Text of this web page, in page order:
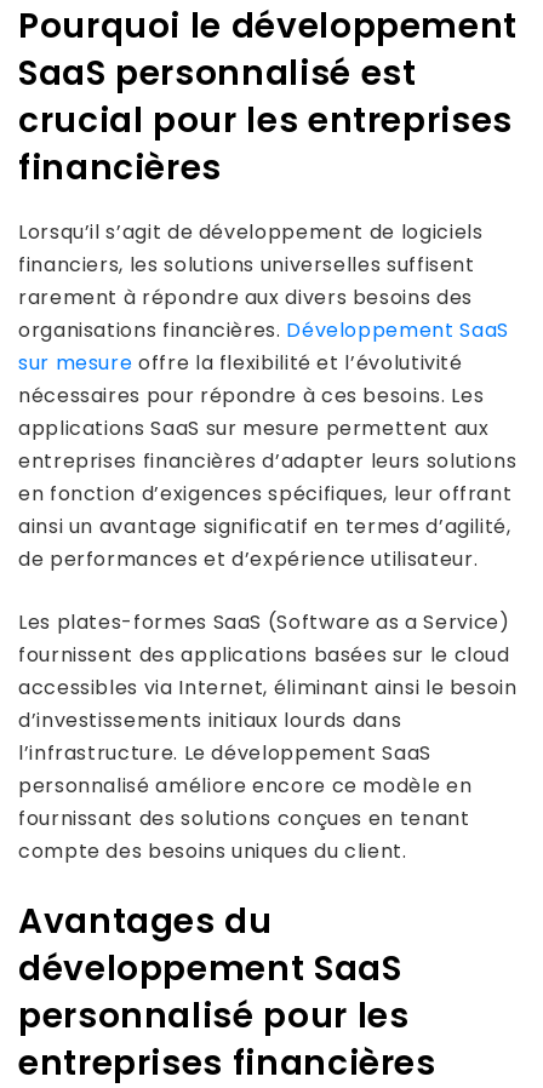
Pourquoi le développement
SaaS personnalisé est
crucial pour les entreprises
financières
Lorsqu’il s’agit de développement de logiciels
financiers, les solutions universelles suffisent
rarement à répondre aux divers besoins des
organisations financières. Développement SaaS
sur mesure offre la flexibilité et l’évolutivité
nécessaires pour répondre à ces besoins. Les
applications SaaS sur mesure permettent aux
entreprises financières d’adapter leurs solutions
en fonction d’exigences spécifiques, leur offrant
ainsi un avantage significatif en termes d’agilité,
de performances et d’expérience utilisateur.
Les plates-formes SaaS (Software as a Service)
fournissent des applications basées sur le cloud
accessibles via Internet, éliminant ainsi le besoin
d’investissements initiaux lourds dans
l’infrastructure. Le développement SaaS
personnalisé améliore encore ce modèle en
fournissant des solutions conçues en tenant
compte des besoins uniques du client.
Avantages du
développement SaaS
personnalisé pour les
entreprises financières